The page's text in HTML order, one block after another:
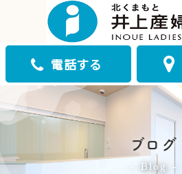
電話する
ブログ
Blog